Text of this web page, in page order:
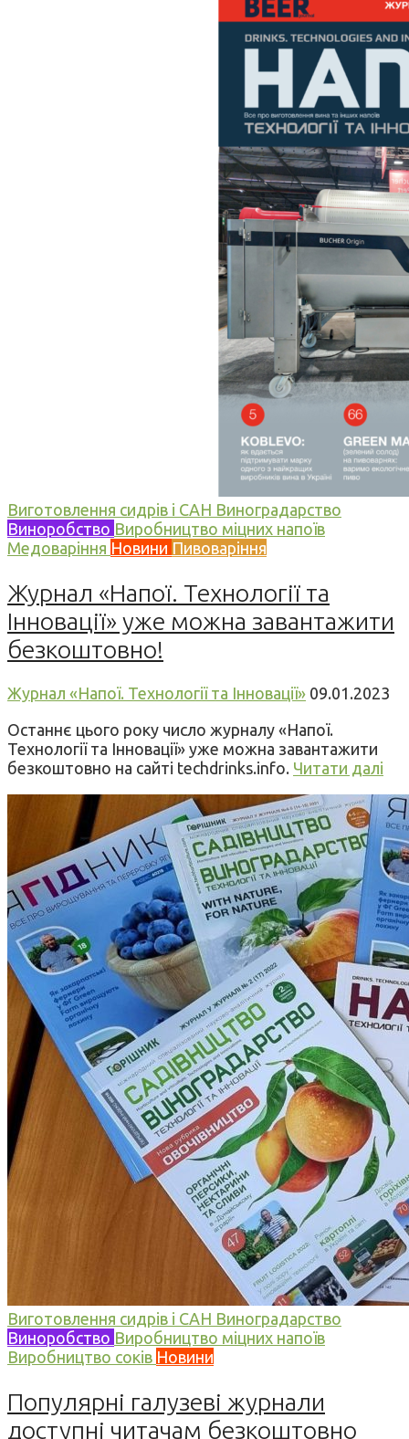
Виготовлення сидрів і САН Виноградарство
Виноробство Виробництво міцних напоїв
Медоваріння Новини Пивоваріння
Журнал «Напої. Технології та
Інновації» уже можна завантажити
безкоштовно!
Журнал «Напої. Технології та Інновації» 09.01.2023
Останнє цього року число журналу «Напої.
Технології та Інновації» уже можна завантажити
безкоштовно на сайті techdrinks.info. Читати далі
Виготовлення сидрів і САН Виноградарство
Виноробство Виробництво міцних напоїв
Виробництво соків Новини
Популярні галузеві журнали
доступні читачам безкоштовно